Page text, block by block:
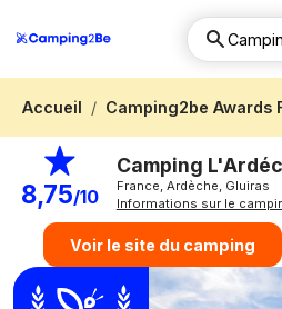
Accueil Camping2be Awards
8,75/10
Camping
France, Ardèche, Gluiras
Informations sur le
Voir le site du camping